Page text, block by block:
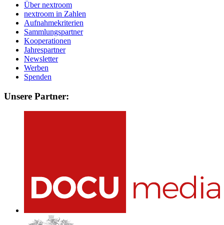
Über nextroom
nextroom in Zahlen
Aufnahmekriterien
Sammlungspartner
Kooperationen
Jahrespartner
Newsletter
Werben
Spenden
Unsere Partner: